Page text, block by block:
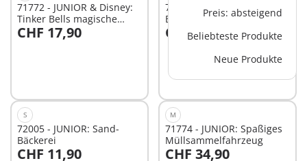
Preis: absteigend
Beliebteste Produkte
Neue Produkte
71772 - JUNIOR & Disney:
Tinker Bells magische
Feen-Schwimmblume
CHF 17,90
In den Warenkorb
71458 - JUNIOR & Disney:
Belles Spielturm mit
Melodie
CHF 47,99
In den Warenkorb
S
72005 - JUNIOR: Sand-
Bäckerei
CHF 11,90
M
71774 - JUNIOR: Spaßiges
Müllsammelfahrzeug
CHF 34,90